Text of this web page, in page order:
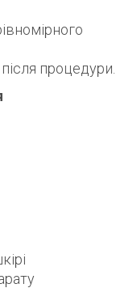
процедури.